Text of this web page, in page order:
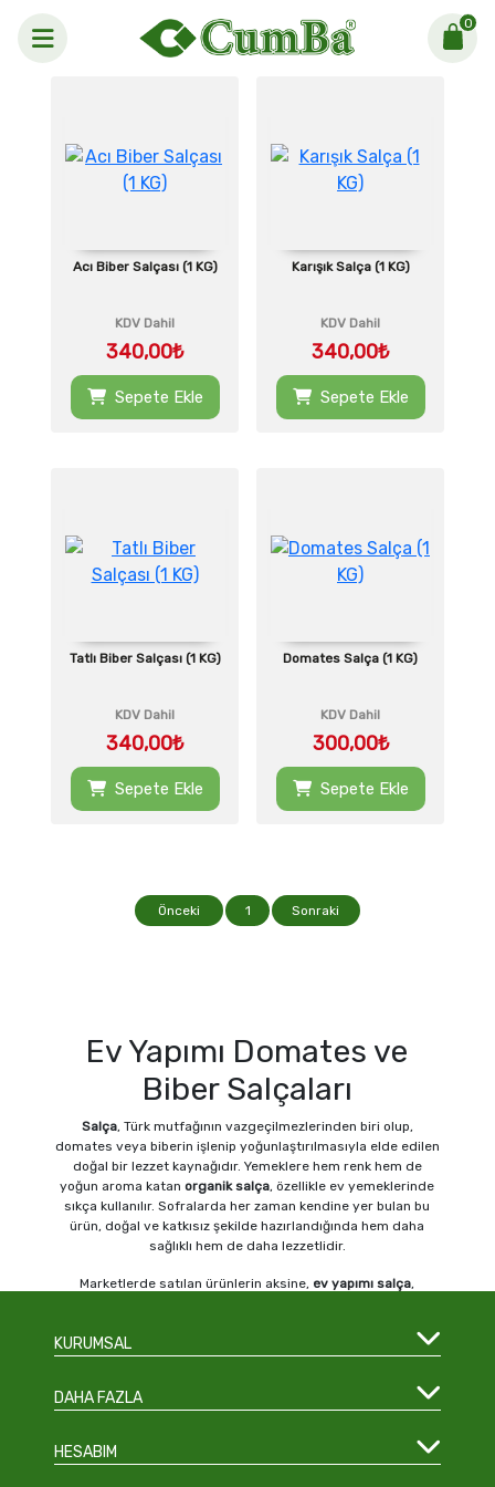
0
SALÇALAR
Acı Biber Salçası (1 KG)
KDV Dahil
340,00₺
Sepete Ekle
Karışık Salça (1 KG)
KDV Dahil
340,00₺
Sepete Ekle
Tatlı Biber Salçası (1 KG)
KDV Dahil
340,00₺
Sepete Ekle
Domates Salça (1 KG)
KDV Dahil
300,00₺
Sepete Ekle
Önceki 1 Sonraki
Ev Yapımı Domates ve
Biber Salçaları
Salça, Türk mutfağının vazgeçilmezlerinden biri olup,
domates veya biberin işlenip yoğunlaştırılmasıyla elde edilen
doğal bir lezzet kaynağıdır. Yemeklere hem renk hem de
yoğun aroma katanorganik salça, özellikle ev yemeklerinde
sıkça kullanılır. Sofralarda her zaman kendine yer bulan bu
ürün, doğal ve katkısız şekilde hazırlandığında hem daha
sağlıklı hem de daha lezzetlidir.
Marketlerde satılan ürünlerin aksine, ev yapımı salça,
salçalar, yemeklerin temel bileşeni haline gelir. Menemen,
Etmelisiniz?
KURUMSAL
DAHA FAZLA
HESABIM